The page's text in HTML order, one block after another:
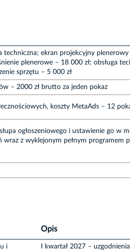
techniczna; ekran projekcyjny
plenerowe – 18 000 zł; obsługa
sprzętu – 5 000 zł
– 2000 zł brutto za jeden pokaz
koszty MetaAds – 12
ogłoszeniowego i ustawienie go w
wraz z wyklejonym pełnym programem
Opis
i
I kwartał 2027 –